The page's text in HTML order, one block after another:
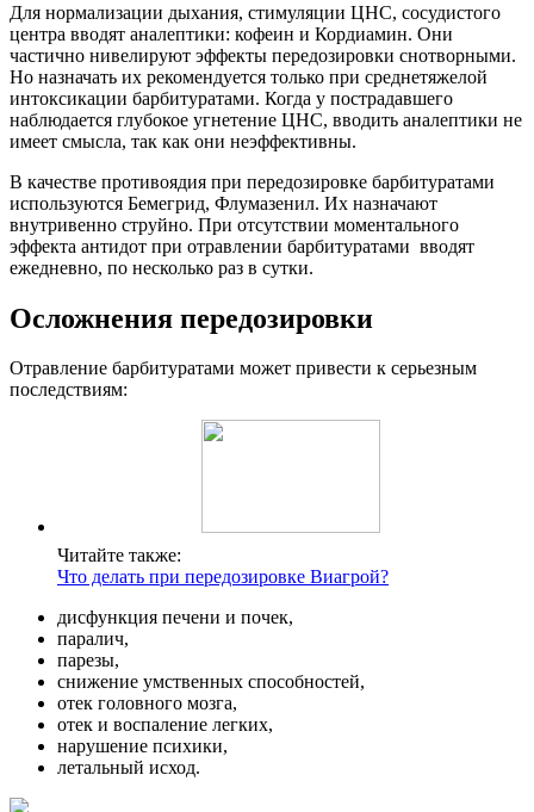
Для нормализации дыхания, стимуляции ЦНС, сосудистого
центра вводят аналептики: кофеин и Кордиамин. Они
частично нивелируют эффекты передозировки снотворными.
Но назначать их рекомендуется только при среднетяжелой
интоксикации барбитуратами. Когда у пострадавшего
наблюдается глубокое угнетение ЦНС, вводить аналептики не
имеет смысла, так как они неэффективны.
В качестве противоядия при передозировке барбитуратами
используются Бемегрид, Флумазенил. Их назначают
внутривенно струйно. При отсутствии моментального
эффекта антидот при отравлении барбитуратами вводят
ежедневно, по несколько раз в сутки.
Осложнения передозировки
Отравление барбитуратами может привести к серьезным
последствиям:
Читайте также:
Что делать при передозировке Виагрой?
дисфункция печени и почек,
паралич,
парезы,
снижение умственных способностей,
отек головного мозга,
отек и воспаление легких,
нарушение психики,
летальный исход.